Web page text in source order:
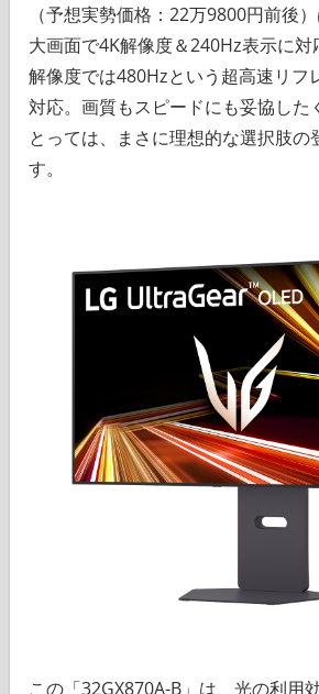
（予想実勢価格：22万9800円前後
大画面で4K解像度＆240Hz表示に
解像度では480Hzという超高速リフ
対応。画質もスピードにも妥協した
とっては、まさに理想的な選択肢の
す。
この「32GX870A-B」は、光の利用